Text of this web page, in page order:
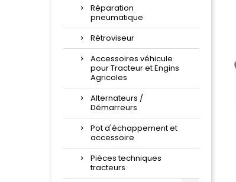
Réparation
pneumatique
Rétroviseur
Accessoires véhicule
pour Tracteur et Engins
Agricoles
Alternateurs /
Démarreurs
Pot d'échappement et
accessoire
Pièces techniques
tracteurs